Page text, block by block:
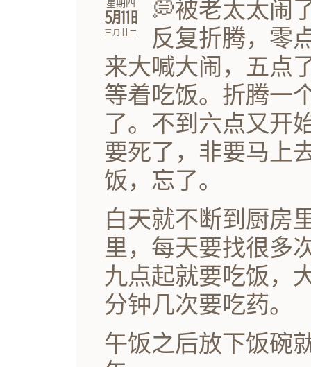
星期四
㋄㏪
三月廿二
💭被老太太闹
反复折腾，零
来大喊大闹，五点
等着吃饭。折腾一
了。不到六点又开
要死了，非要马上
饭，忘了。
白天就不断到厨房
里，每天要找很多
九点起就要吃饭，
分钟几次要吃药。
午饭之后放下饭碗